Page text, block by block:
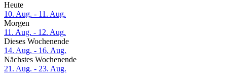
Heute
10. Aug. - 11. Aug.
Morgen
11. Aug. - 12. Aug.
Dieses Wochenende
14. Aug. - 16. Aug.
Nächstes Wochenende
21. Aug. - 23. Aug.